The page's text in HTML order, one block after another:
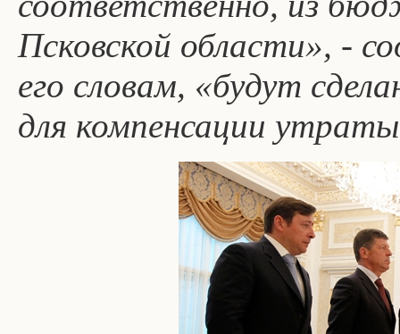
Псковской области», -
его словам, «будут
для компенсации